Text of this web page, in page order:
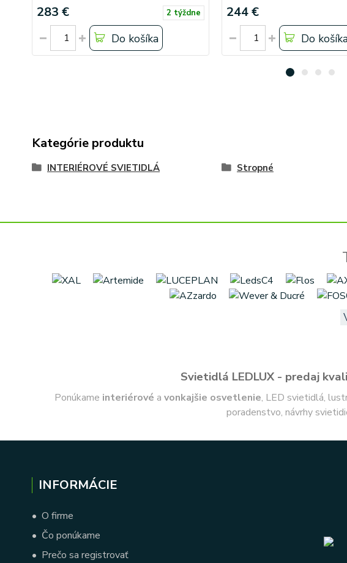
283 € 2 týždne
Do košíka
244 €
Do
Kategórie produktu
INTERIÉROVÉ SVIETIDLÁ Stropné
Svietidlá LEDLUX - predaj
Ponúkame interiérové a vonkajšie osvetlenie, LED svietidlá,
poradenstvo, návrhy
INFORMÁCIE
• O firme
• Čo ponúkame
• Prečo sa registrovať